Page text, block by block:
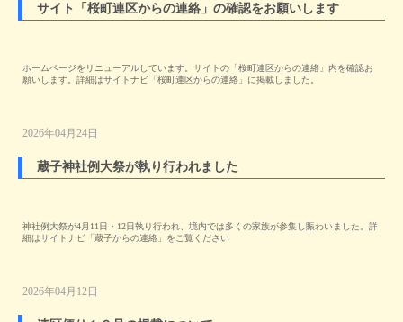
サイト「桜町連区からの連絡」の確認をお願いします
ホームページをリニューアルしています。サイトの「桜町連区からの連絡」内を確認お
願いします。詳細はサイトナビ「桜町連区からの連絡」に掲載しました。
2026年04月24日
蔵子神社例大祭が執り行われました
神社例大祭が4月11日・12日執り行われ、境内では多くの家族が参集し賑わいました。詳
細はサイトナビ「蔵子からの連絡」をご覧ください
2026年04月12日